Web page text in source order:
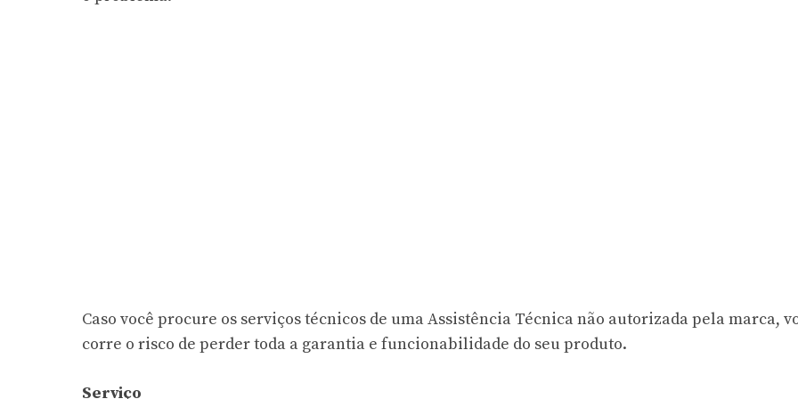
Caso você procure os serviços técnicos de uma Assistência Técnica não autorizada pela marca,
corre o risco de perder toda a garantia e funcionabilidade do seu produto.
Serviço